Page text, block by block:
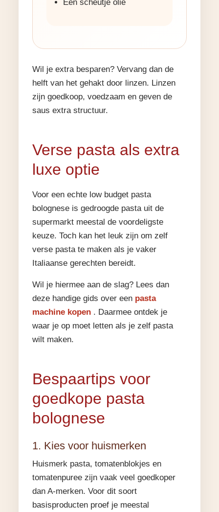
Een scheutje olie
Wil je extra besparen? Vervang dan de
helft van het gehakt door linzen. Linzen
zijn goedkoop, voedzaam en geven de
saus extra structuur.
Verse pasta als extra
luxe optie
Voor een echte low budget pasta
bolognese is gedroogde pasta uit de
supermarkt meestal de voordeligste
keuze. Toch kan het leuk zijn om zelf
verse pasta te maken als je vaker
Italiaanse gerechten bereidt.
Wil je hiermee aan de slag? Lees dan
deze handige gids over een pasta
machine kopen . Daarmee ontdek je
waar je op moet letten als je zelf pasta
wilt maken.
Bespaartips voor
goedkope pasta
bolognese
1. Kies voor huismerken
Huismerk pasta, tomatenblokjes en
tomatenpuree zijn vaak veel goedkoper
dan A-merken. Voor dit soort
basisproducten proef je meestal